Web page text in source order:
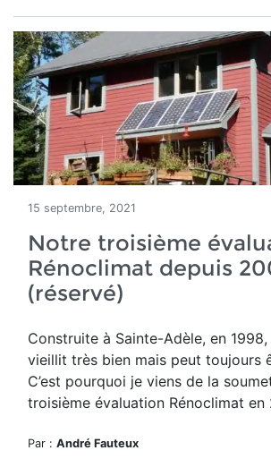
15 septembre, 2021
Notre troisième
Rénoclimat depuis
(réservé)
Construite à Sainte-Adèle, en
vieillit très bien mais peut toujours
C’est pourquoi je viens de la
troisième évaluation Rénoclimat en
Par : André Fauteux